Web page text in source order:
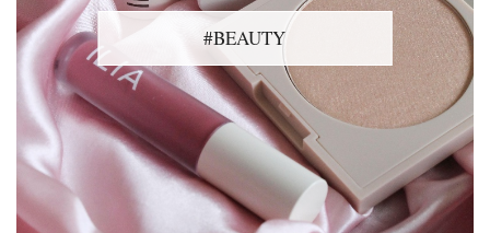
#BEAUTY